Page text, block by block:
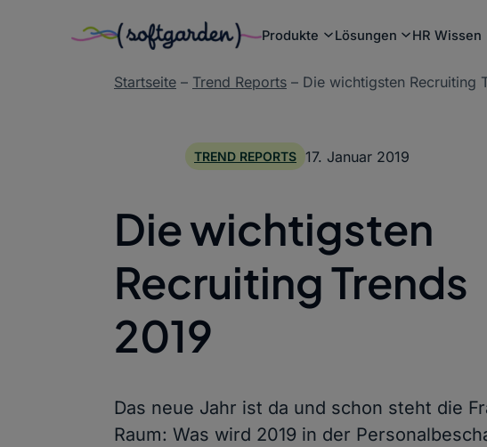
Produkte Lösungen HR Wissen
Startseite – Trend Reports – Die wichtigsten Recruiting
TREND REPORTS 17. Januar 2019
Die wichtigsten
Recruiting Trends
2019
Das neue Jahr ist da und schon steht die
Raum: Was wird 2019 in der